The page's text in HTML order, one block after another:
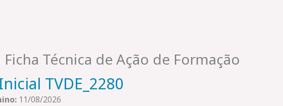
Ficha Técnica de Ação de Formação
TVDE_2280
11/08/2026